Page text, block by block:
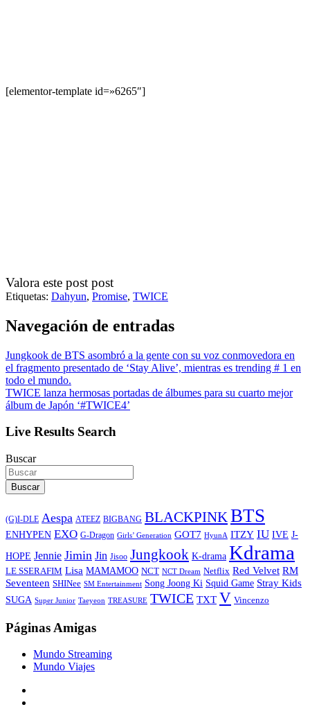
[elementor-template id=»6265″]
Valora este post post
Etiquetas: Dahyun, Promise, TWICE
Navegación de entradas
Jungkook de BTS asombró a la gente con su voz conmovedora en
el fragmento presentado de ‘Stay Alive’, mientras es trending # 1 en
todo el mundo.
TWICE lanza hermosas portadas de álbumes para su cuarto mejor
álbum de Japón ‘#TWICE4’
Live Results Search
Buscar
Buscar
(G)I-DLE Aespa ATEEZ BIGBANG BLACKPINKBTS
ENHYPEN EXO G-Dragon Girls’ Generation GOT7 HyunA ITZY IU IVE J-
HOPE Jennie Jimin Jin Jisoo Jungkook K-drama Kdrama
LE SSERAFIM Lisa MAMAMOO NCT NCT Dream Netflix Red Velvet RM
Seventeen SHINee SM Entertainment Song Joong Ki Squid Game Stray Kids
SUGA Super Junior Taeyeon TREASURE TWICE TXT V Vincenzo
Páginas Amigas
Mundo Streaming
Mundo Viajes